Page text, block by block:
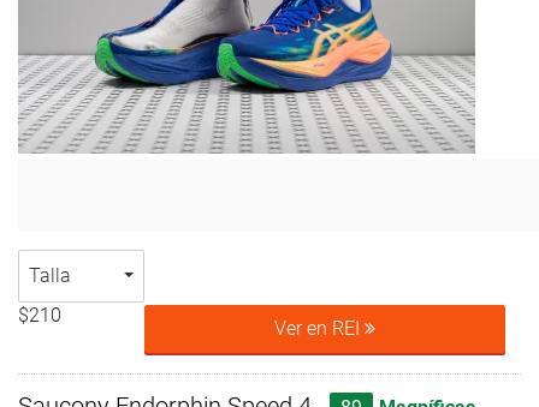
Talla
$210
Ver en REI